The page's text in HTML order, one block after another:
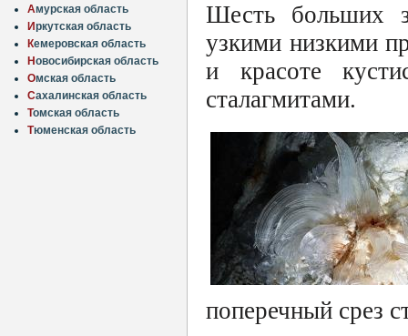
Амурская область
Иркутская область
Кемеровская область
Новосибирская область
Омская область
Сахалинская область
Томская область
Тюменская область
Шесть больших
узкими низкими
и красоте
сталагмитами.
поперечный срез